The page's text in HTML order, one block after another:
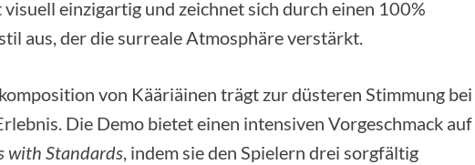
visuell einzigartig und zeichnet sich durch einen 100%
aus, der die surreale Atmosphäre verstärkt.
von Kääriäinen trägt zur düsteren Stimmung bei
Die Demo bietet einen intensiven Vorgeschmack auf
with Standards, indem sie den Spielern drei sorgfältig